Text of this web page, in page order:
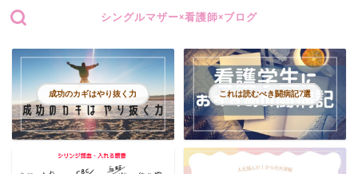
シングルマザー×看護師×ブログ
成功のカギはやり抜く力 これは読むべき闘病記7選